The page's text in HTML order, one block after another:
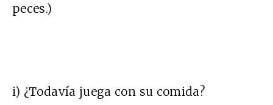
peces.)
i) ¿Todavía juega con su comida?